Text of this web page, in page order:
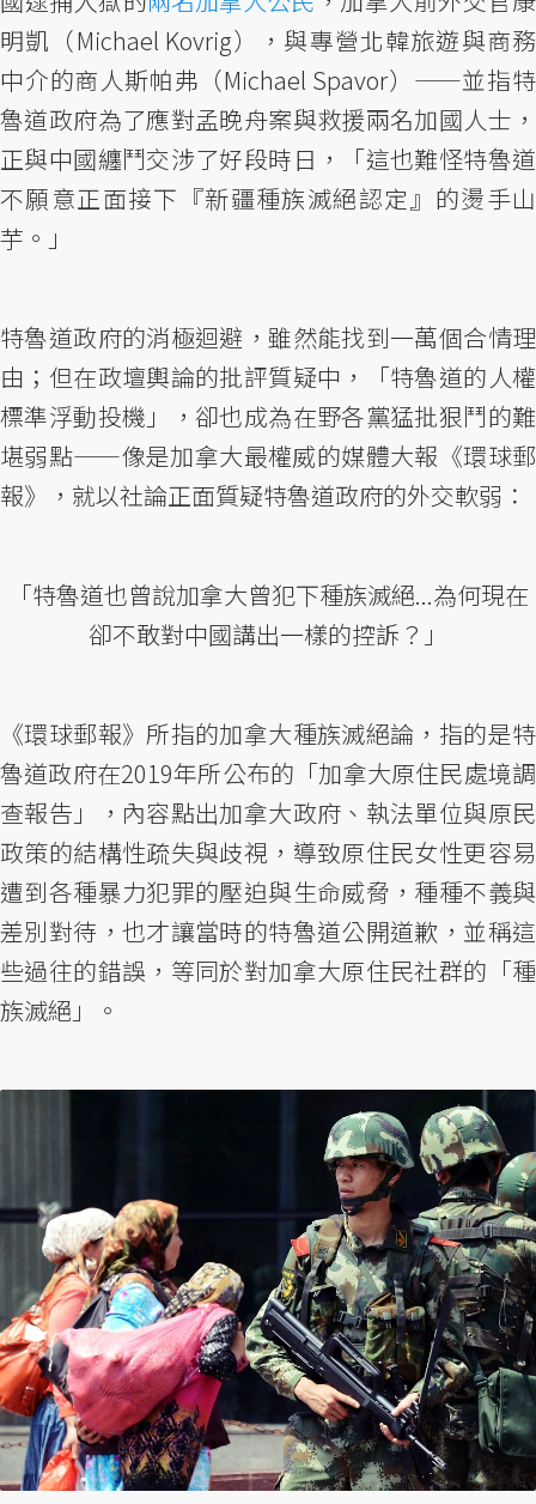
明凱（Michael Kovrig），與專營北韓旅遊與商務
中介的商人斯帕弗（Michael Spavor）——並指特
魯道政府為了應對孟晚舟案與救援兩名加國人士，
正與中國纏鬥交涉了好段時日，「這也難怪特魯道
不願意正面接下『新疆種族滅絕認定』的燙手山
芋。」
特魯道政府的消極迴避，雖然能找到一萬個合情理
由；但在政壇輿論的批評質疑中，「特魯道的人權
標準浮動投機」，卻也成為在野各黨猛批狠鬥的難
堪弱點——像是加拿大最權威的媒體大報《環球郵
報》，就以社論正面質疑特魯道政府的外交軟弱：
「特魯道也曾說加拿大曾犯下種族滅絕...為何現在
卻不敢對中國講出一樣的控訴？」
《環球郵報》所指的加拿大種族滅絕論，指的是特
魯道政府在2019年所公布的「加拿大原住民處境調
查報告」，內容點出加拿大政府、執法單位與原民
政策的結構性疏失與歧視，導致原住民女性更容易
遭到各種暴力犯罪的壓迫與生命威脅，種種不義與
差別對待，也才讓當時的特魯道公開道歉，並稱這
些過往的錯誤，等同於對加拿大原住民社群的「種
族滅絕」。